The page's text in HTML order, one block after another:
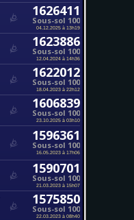
1626411
Sous-sol 100
04.12.2025 à 13h19
1623886
Sous-sol 100
12.04.2024 à 14h36
1622012
Sous-sol 100
18.04.2023 à 22h12
1606839
Sous-sol 100
23.10.2025 à 03h10
1596361
Sous-sol 100
16.05.2023 à 17h06
1590701
Sous-sol 100
21.03.2023 à 15h07
1575850
Sous-sol 100
22.03.2023 à 08h40